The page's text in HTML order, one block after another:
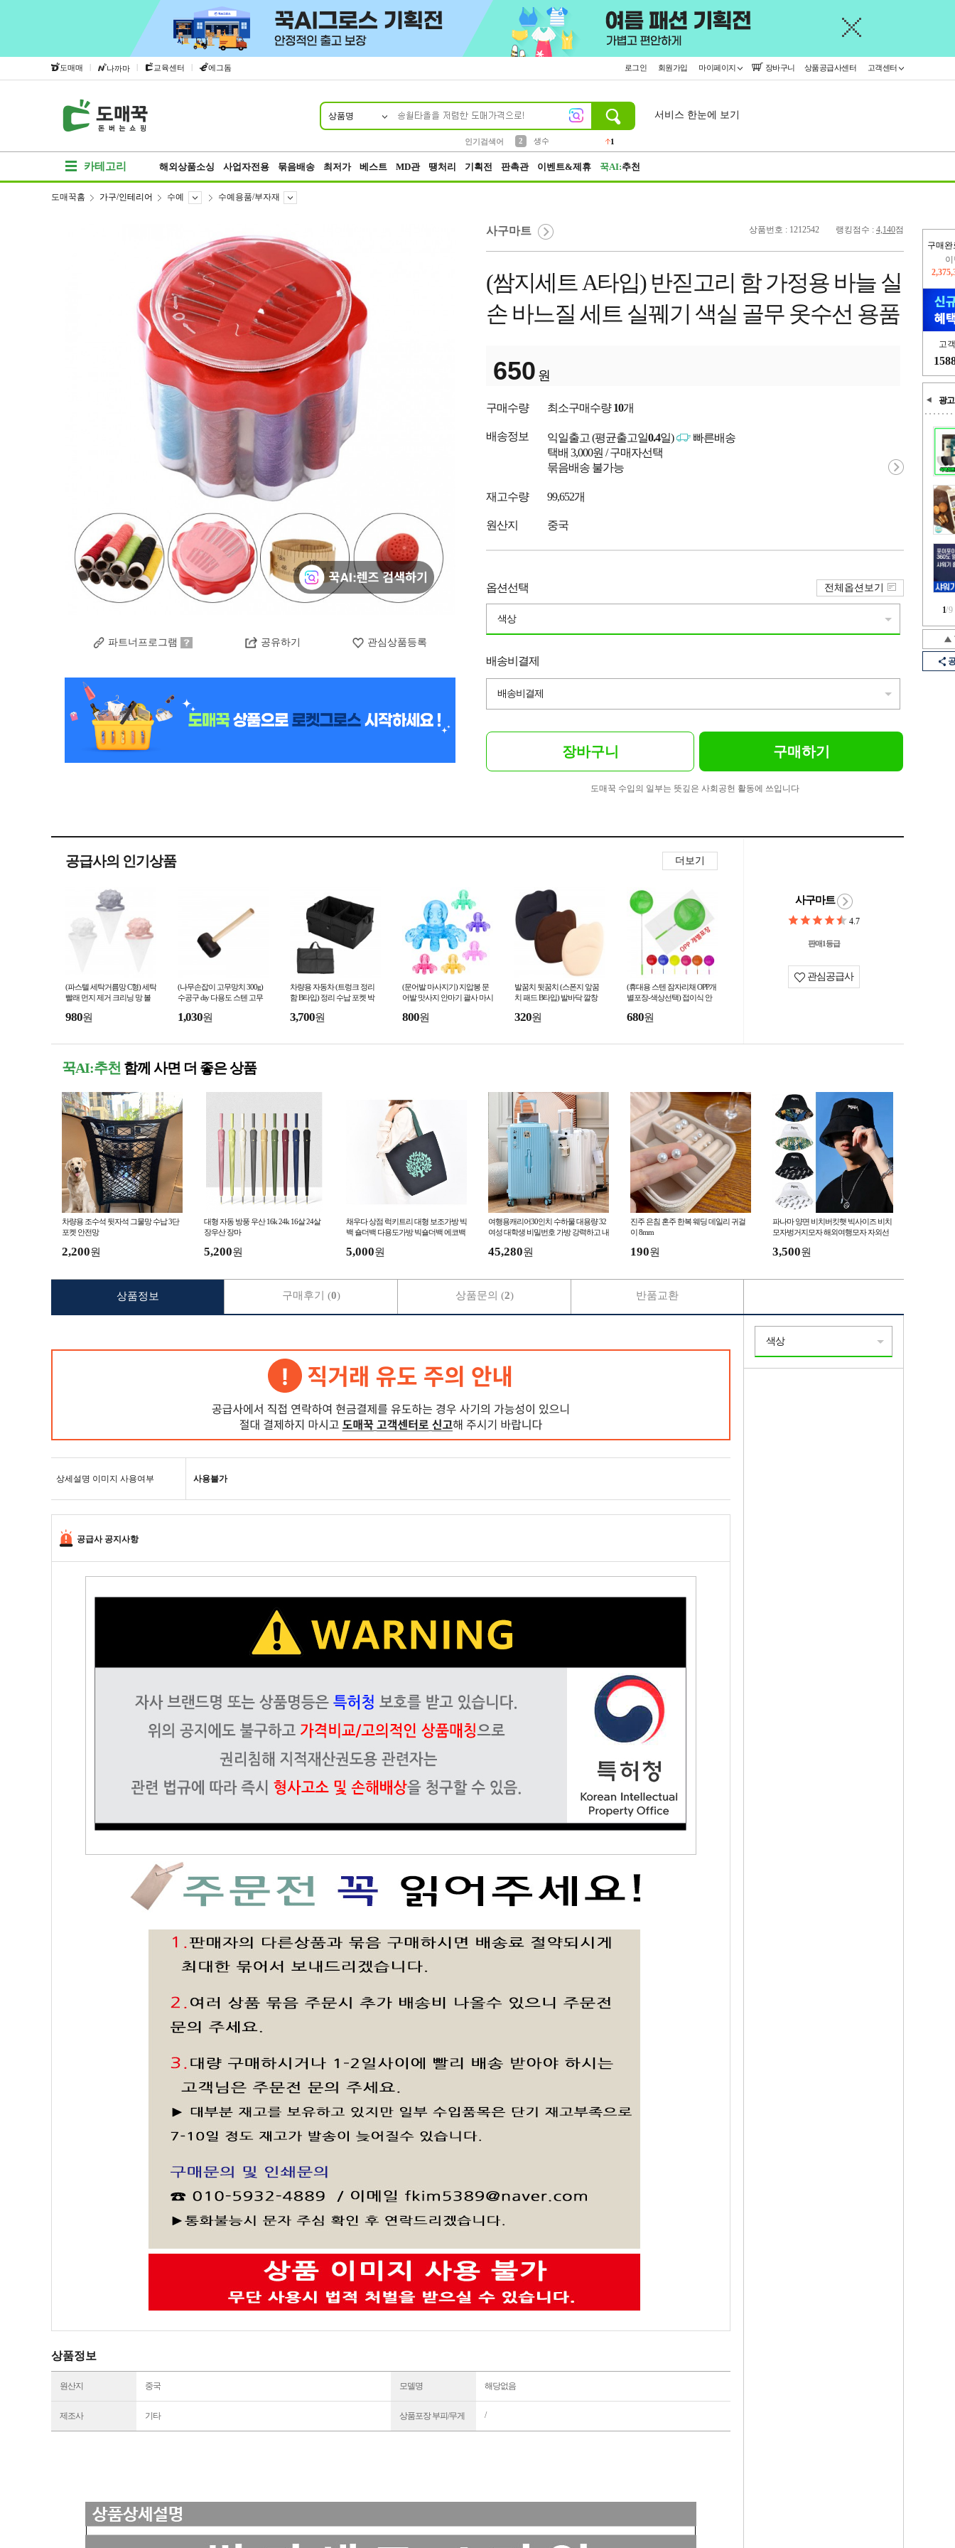
도매매 | 나까마 | 교육센터 | 에그돔 로그인 회원가입 마이페이지 장바구니 상품공급사센터 고객센터
상품명
인기검색어
2
생수
1
서비스 한눈에 보기
카테고리 해외상품소싱 사업자전용 묶음배송 최저가 베스트 MD관 땡처리 기획전 판촉관 이벤트&제휴 꾹AI:추천
구매완
고
광고
1/9
도매꾹홈 가구/인테리어 수예 수예용품/부자재
파트너프로그램 공유하기 관심상품등록
상품번호 : 1212542 랭킹점수 : 4,140점
사구마트
(쌈지세트 A타입) 반짇고리 함 가정용 바늘 실
손 바느질 세트 실꿰기 색실 골무 옷수선 용품
650 원
구매수량 최소구매수량10개
배송정보 익일출고 (평균출고일0.4일)
빠른배송
택배 3,000원 / 구매자선택
묶음배송 불가능
재고수량 99,652개
원산지 중국
옵션선택
색상
전체옵션보기
배송비결제
배송비결제
장바구니 구매하기
도매꾹 수입의 일부는 뜻깊은 사회공헌 활동에 쓰입니다
공급사의 인기상품 더보기
(파스텔 세탁거름망 C형) 세탁
빨래 먼지 제거 크리닝 망 볼
980원
(나무손잡이 고무망치 300g)
수공구 diy 다용도 스텐 고무
1,030원
차량용 자동차 (트렁크 정리
함 B타입) 정리 수납 포켓 박
3,700원
(문어발 마사지기) 지압봉 문
어발 맛사지 안마기 괄사 마시
800원
발꿈치 뒷꿈치 (스폰지 앞꿈
치 패드 B타입) 발바닥 깔창
320원
(휴대용 스텐 잠자리채 OPP개
별포장-색상선택) 접이식 안
포장 길이조절 물고기
680원
사구마트
4.7
판매1등급
관심공급사
꾹AI:추천 함께 사면 더 좋은 상품
차량용 조수석 뒷자석 그물망 수납 3단
포켓 안전망
2,200원
대형 자동 방풍 우산 16k 24k 16살 24살
장우산 장마
5,200원
채우다 상점 럭키트리 대형 보조가방 빅
백 숄더백 다용도가방 빅숄더백 에코백
5,000원
여행용캐리어30인치 수하물 대용량 32
여성 대학생 비밀번호 가방 강력하고 내
45,280원
진주 은침 혼주 한복 웨딩 데일리 귀걸
이 8mm
190원
파나마 양면 비치버킷햇 빅사이즈 비치
모자벙거지모자 해외여행모자 자외선
3,500원
상세설명 이미지 사용여부 사용불가
공급사 공지사항
상품정보
원산지 중국 모델명 해당없음
제조사 기타 상품포장 부피/무게 /
상품정보 구매후기 (0) 상품문의 (2) 반품교환
색상